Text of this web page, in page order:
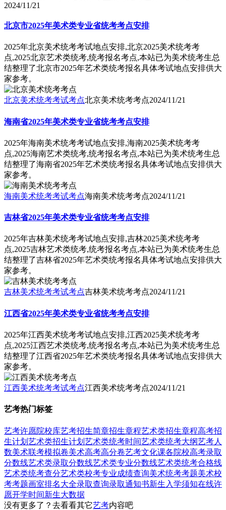
2024/11/21
北京市2025年美术类专业省统考考点安排
2025年北京美术统考考试地点安排,北京2025美术统考考
点,2025北京艺术类统考,统考报名考点,本站已为美术统考生总
结整理了北京市2025年艺术类统考报名具体考试地点安排供大
家参考。
北京美术统考考试考点北京美术统考考点2024/11/21
海南省2025年美术类专业省统考考点安排
2025年海南美术统考考试地点安排,海南2025美术统考考
点,2025海南艺术类统考,统考报名考点,本站已为美术统考生总
结整理了海南省2025年艺术类统考报名具体考试地点安排供大
家参考。
海南美术统考考试考点海南美术统考考点2024/11/21
吉林省2025年美术类专业省统考考点安排
2025年吉林美术统考考试地点安排,吉林2025美术统考考
点,2025吉林艺术类统考,统考报名考点,本站已为美术统考生总
结整理了吉林省2025年艺术类统考报名具体考试地点安排供大
家参考。
吉林美术统考考试考点吉林美术统考考点2024/11/21
江西省2025年美术类专业省统考考点安排
2025年江西美术统考考试地点安排,江西2025美术统考考
点,2025江西艺术类统考,统考报名考点,本站已为美术统考生总
结整理了江西省2025年艺术类统考报名具体考试地点安排供大
家参考。
江西美术统考考试考点江西美术统考考点2024/11/21
艺考热门标签
艺考许愿院校库艺考招生简章招生章程艺术类招生章程高考招
生计划 艺术类招生计划 艺术类统考时间艺术类统考大纲艺考人
数美术联考模拟卷美术高考高分卷艺考文化课各院校高考录取
分数线艺术类录取分数线艺术类专业分数线艺术类统考合格线
艺术类统考查分艺术类校考专业成绩查询美术统考考题美术校
考考题画室排名大全录取查询录取通知书新生入学须知在线许
愿开学时间新生大数据
没有更多了？去看看其它艺考内容吧